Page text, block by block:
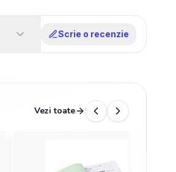
Scrie o recenzie
Vezi toate